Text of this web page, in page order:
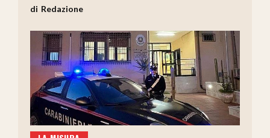
Redazione